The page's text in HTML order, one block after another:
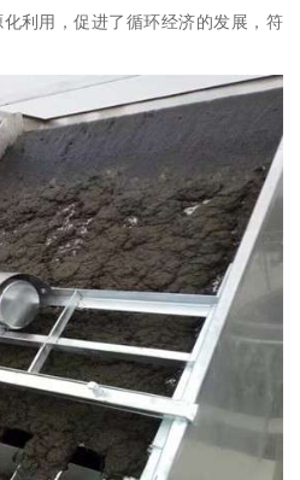
利用，促进了循环经济的发展，符